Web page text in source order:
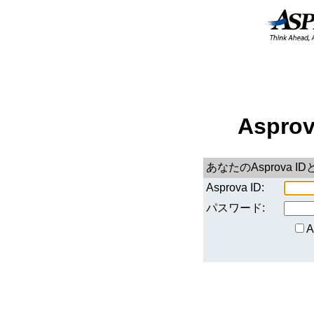
あなたのAsprova ID
Asprova ID:
パスワード: